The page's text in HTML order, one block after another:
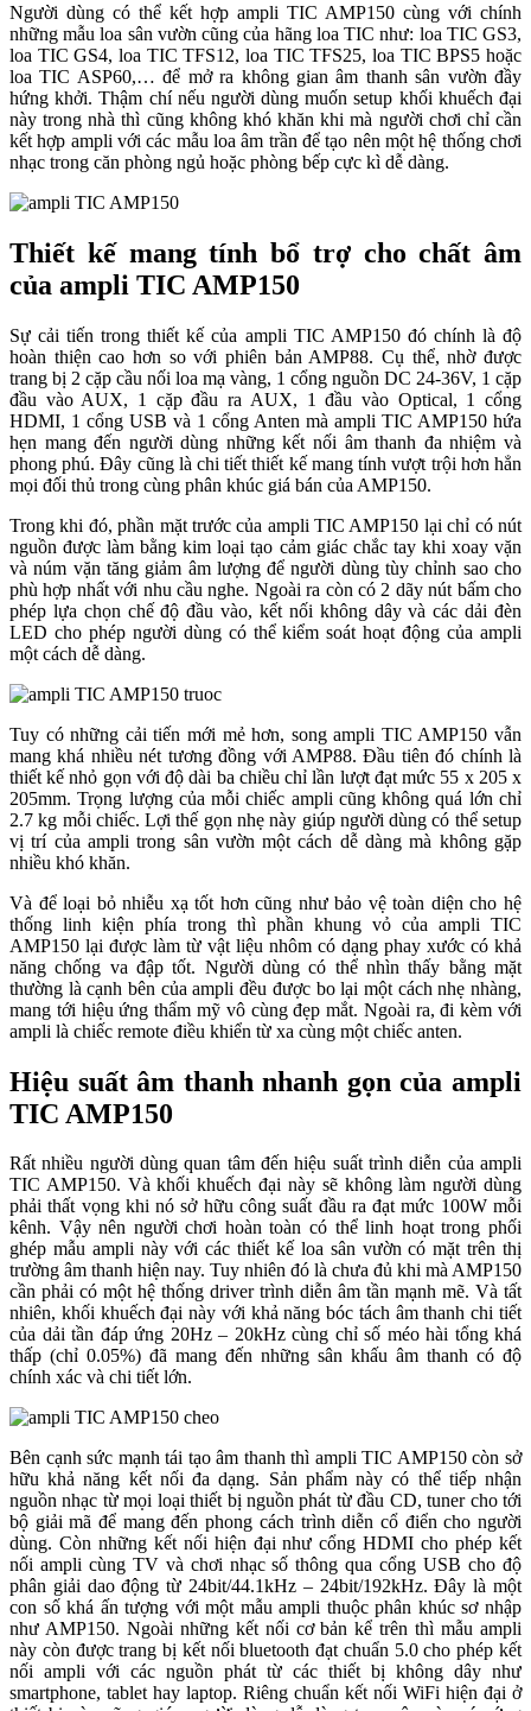
Người dùng có thể kết hợp ampli TIC AMP150 cùng với chính
những mẫu loa sân vườn cũng của hãng loa TIC như: loa TIC GS3,
loa TIC GS4, loa TIC TFS12, loa TIC TFS25, loa TIC BPS5 hoặc
loa TIC ASP60,… để mở ra không gian âm thanh sân vườn đầy
hứng khởi. Thậm chí nếu người dùng muốn setup khối khuếch đại
này trong nhà thì cũng không khó khăn khi mà người chơi chỉ cần
kết hợp ampli với các mẫu loa âm trần để tạo nên một hệ thống chơi
nhạc trong căn phòng ngủ hoặc phòng bếp cực kì dễ dàng.
Thiết kế mang tính bổ trợ cho chất âm
của ampli TIC AMP150
Sự cải tiến trong thiết kế của ampli TIC AMP150 đó chính là độ
hoàn thiện cao hơn so với phiên bản AMP88. Cụ thể, nhờ được
trang bị 2 cặp cầu nối loa mạ vàng, 1 cổng nguồn DC 24-36V, 1 cặp
đầu vào AUX, 1 cặp đầu ra AUX, 1 đầu vào Optical, 1 cổng
HDMI, 1 cổng USB và 1 cổng Anten mà ampli TIC AMP150 hứa
hẹn mang đến người dùng những kết nối âm thanh đa nhiệm và
phong phú. Đây cũng là chi tiết thiết kế mang tính vượt trội hơn hẳn
mọi đối thủ trong cùng phân khúc giá bán của AMP150.
Trong khi đó, phần mặt trước của ampli TIC AMP150 lại chỉ có nút
nguồn được làm bằng kim loại tạo cảm giác chắc tay khi xoay vặn
và núm vặn tăng giảm âm lượng để người dùng tùy chỉnh sao cho
phù hợp nhất với nhu cầu nghe. Ngoài ra còn có 2 dãy nút bấm cho
phép lựa chọn chế độ đầu vào, kết nối không dây và các dải đèn
LED cho phép người dùng có thể kiểm soát hoạt động của ampli
một cách dễ dàng.
Tuy có những cải tiến mới mẻ hơn, song ampli TIC AMP150 vẫn
mang khá nhiều nét tương đồng với AMP88. Đầu tiên đó chính là
thiết kế nhỏ gọn với độ dài ba chiều chỉ lần lượt đạt mức 55 x 205 x
205mm. Trọng lượng của mỗi chiếc ampli cũng không quá lớn chỉ
2.7 kg mỗi chiếc. Lợi thế gọn nhẹ này giúp người dùng có thể setup
vị trí của ampli trong sân vườn một cách dễ dàng mà không gặp
nhiều khó khăn.
Và để loại bỏ nhiễu xạ tốt hơn cũng như bảo vệ toàn diện cho hệ
thống linh kiện phía trong thì phần khung vỏ của ampli TIC
AMP150 lại được làm từ vật liệu nhôm có dạng phay xước có khả
năng chống va đập tốt. Người dùng có thể nhìn thấy bằng mặt
thường là cạnh bên của ampli đều được bo lại một cách nhẹ nhàng,
mang tới hiệu ứng thẩm mỹ vô cùng đẹp mắt. Ngoài ra, đi kèm với
ampli là chiếc remote điều khiển từ xa cùng một chiếc anten.
Hiệu suất âm thanh nhanh gọn của ampli
TIC AMP150
Rất nhiều người dùng quan tâm đến hiệu suất trình diễn của ampli
TIC AMP150. Và khối khuếch đại này sẽ không làm người dùng
phải thất vọng khi nó sở hữu công suất đầu ra đạt mức 100W mỗi
kênh. Vậy nên người chơi hoàn toàn có thể linh hoạt trong phối
ghép mẫu ampli này với các thiết kế loa sân vườn có mặt trên thị
trường âm thanh hiện nay. Tuy nhiên đó là chưa đủ khi mà AMP150
cần phải có một hệ thống driver trình diễn âm tần mạnh mẽ. Và tất
nhiên, khối khuếch đại này với khả năng bóc tách âm thanh chi tiết
của dải tần đáp ứng 20Hz – 20kHz cùng chỉ số méo hài tổng khá
thấp (chỉ 0.05%) đã mang đến những sân khấu âm thanh có độ
chính xác và chi tiết lớn.
Bên cạnh sức mạnh tái tạo âm thanh thì ampli TIC AMP150 còn sở
hữu khả năng kết nối đa dạng. Sản phẩm này có thể tiếp nhận
nguồn nhạc từ mọi loại thiết bị nguồn phát từ đầu CD, tuner cho tới
bộ giải mã để mang đến phong cách trình diễn cổ điển cho người
dùng. Còn những kết nối hiện đại như cổng HDMI cho phép kết
nối ampli cùng TV và chơi nhạc số thông qua cổng USB cho độ
phân giải dao động từ 24bit/44.1kHz – 24bit/192kHz. Đây là một
con số khá ấn tượng với một mẫu ampli thuộc phân khúc sơ nhập
như AMP150. Ngoài những kết nối cơ bản kể trên thì mẫu ampli
này còn được trang bị kết nối bluetooth đạt chuẩn 5.0 cho phép kết
nối ampli với các nguồn phát từ các thiết bị không dây như
smartphone, tablet hay laptop. Riêng chuẩn kết nối WiFi hiện đại ở